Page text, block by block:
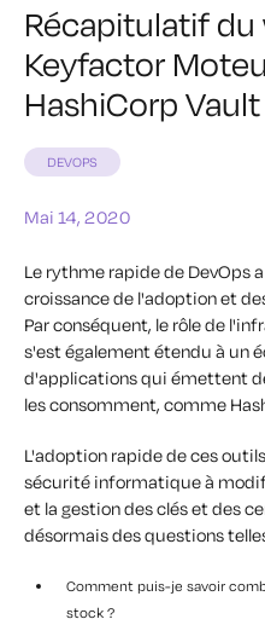
Récapitulatif du
Keyfactor
HashiCorp Vault
DEVOPS
Mai 14, 2020
Le rythme rapide de DevOps
croissance de l'adoption et
Par conséquent, le rôle de
s'est également étendu à un
d'applications qui émettent
les consomment, comme
L'adoption rapide de ces
sécurité informatique à
et la gestion des clés et des
désormais des questions
Comment puis-je savoir
stock ?